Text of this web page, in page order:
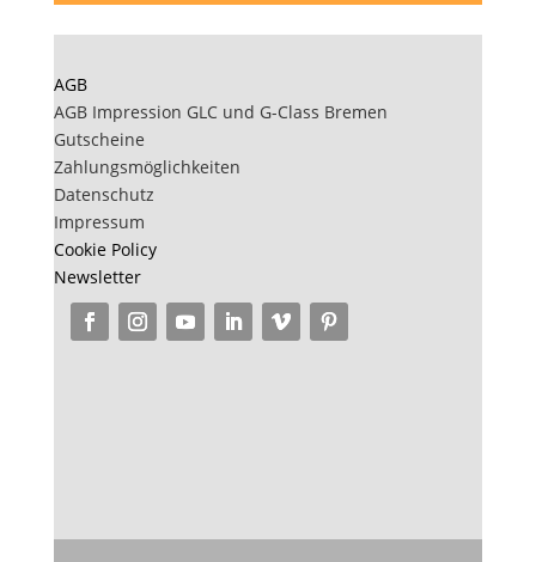
AGB
AGB Impression GLC und G-Class Bremen
Gutscheine
Zahlungsmöglichkeiten
Datenschutz
Impressum
Cookie Policy
Newsletter